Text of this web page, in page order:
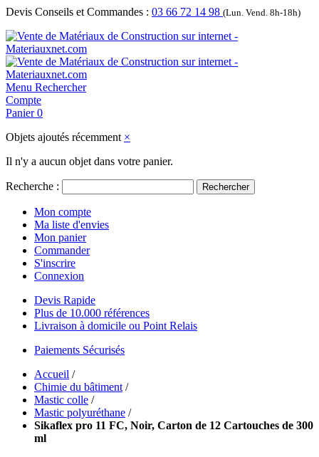
Devis Conseils et Commandes : 03 66 72 14 98 (Lun. Vend. 8h-18h)
Menu Rechercher
Compte
Panier 0
Objets ajoutés récemment ×
Il n'y a aucun objet dans votre panier.
Recherche : Rechercher
Mon compte
Ma liste d'envies
Mon panier
Commander
S'inscrire
Connexion
Devis Rapide
Plus de 10.000 références
Livraison à domicile ou Point Relais
Paiements Sécurisés
Accueil /
Chimie du bâtiment /
Mastic colle /
Mastic polyuréthane /
Sikaflex pro 11 FC, Noir, Carton de 12 Cartouches de 300
ml